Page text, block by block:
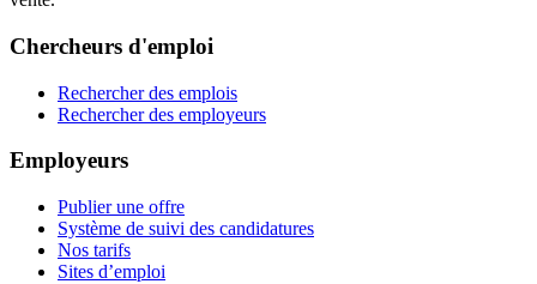
Chercheurs d'emploi
Rechercher des emplois
Rechercher des employeurs
Employeurs
Publier une offre
Système de suivi des candidatures
Nos tarifs
Sites d’emploi